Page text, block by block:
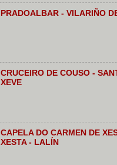
PRADOALBAR - VILARIÑO
CRUCEIRO DE COUSO -
XEVE
CAPELA DO CARMEN DE
XESTA - LALÍN